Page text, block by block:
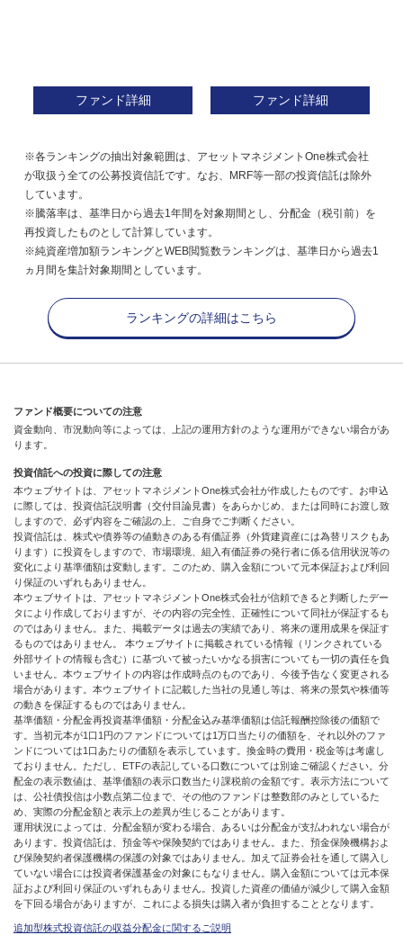
ファンド詳細 ファンド詳細
※各ランキングの抽出対象範囲は、アセットマネジメントOne株式会社
が取扱う全ての公募投資信託です。なお、MRF等一部の投資信託は除外
しています。
※騰落率は、基準日から過去1年間を対象期間とし、分配金（税引前）を
再投資したものとして計算しています。
※純資産増加額ランキングとWEB閲覧数ランキングは、基準日から過去1
ヵ月間を集計対象期間としています。
ランキングの詳細はこちら
ファンド概要についての注意
資金動向、市況動向等によっては、上記の運用方針のような運用ができない場合があ
ります。
投資信託への投資に際しての注意
本ウェブサイトは、アセットマネジメントOne株式会社が作成したものです。お申込
に際しては、投資信託説明書（交付目論見書）をあらかじめ、または同時にお渡し致
しますので、必ず内容をご確認の上、ご自身でご判断ください。
投資信託は、株式や債券等の値動きのある有価証券（外貨建資産には為替リスクもあ
ります）に投資をしますので、市場環境、組入有価証券の発行者に係る信用状況等の
変化により基準価額は変動します。このため、購入金額について元本保証および利回
り保証のいずれもありません。
本ウェブサイトは、アセットマネジメントOne株式会社が信頼できると判断したデー
タにより作成しておりますが、その内容の完全性、正確性について同社が保証するも
のではありません。また、掲載データは過去の実績であり、将来の運用成果を保証す
るものではありません。 本ウェブサイトに掲載されている情報（リンクされている
外部サイトの情報も含む）に基づいて被ったいかなる損害についても一切の責任を負
いません。本ウェブサイトの内容は作成時点のものであり、今後予告なく変更される
場合があります。本ウェブサイトに記載した当社の見通し等は、将来の景気や株価等
の動きを保証するものではありません。
基準価額・分配金再投資基準価額・分配金込み基準価額は信託報酬控除後の価額で
す。当初元本が1口1円のファンドについては1万口当たりの価額を、それ以外のファ
ンドについては1口あたりの価額を表示しています。換金時の費用・税金等は考慮し
ておりません。ただし、ETFの表記している口数については別途ご確認ください。分
配金の表示数値は、基準価額の表示口数当たり課税前の金額です。表示方法について
は、公社債投信は小数点第二位まで、その他のファンドは整数部のみとしているた
め、実際の分配金額と表示上の差異が生じることがあります。
運用状況によっては、分配金額が変わる場合、あるいは分配金が支払われない場合が
あります。投資信託は、預金等や保険契約ではありません。また、預金保険機構およ
び保険契約者保護機構の保護の対象ではありません。加えて証券会社を通して購入し
ていない場合には投資者保護基金の対象にもなりません。購入金額については元本保
証および利回り保証のいずれもありません。投資した資産の価値が減少して購入金額
を下回る場合がありますが、これによる損失は購入者が負担することとなります。
追加型株式投資信託の収益分配金に関するご説明